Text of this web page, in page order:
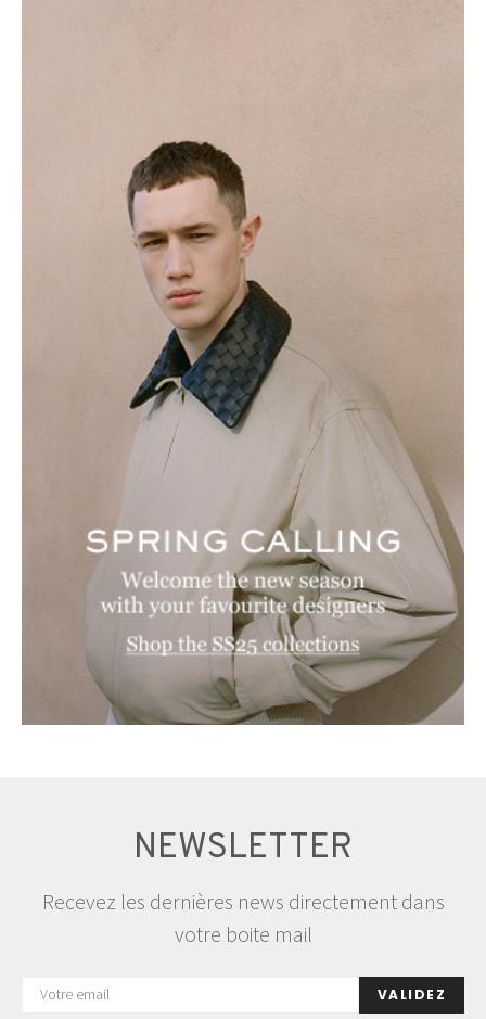
NEWSLETTER
Recevez les dernières news directement dans
votre boite mail
VALIDEZ